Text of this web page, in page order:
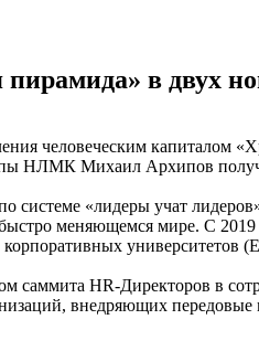
в двух
человеческим капиталом
НЛМК Михаил Архипов
«лидеры учат
меняющемся мире. С
саммита HR-Директоров в
внедряющих